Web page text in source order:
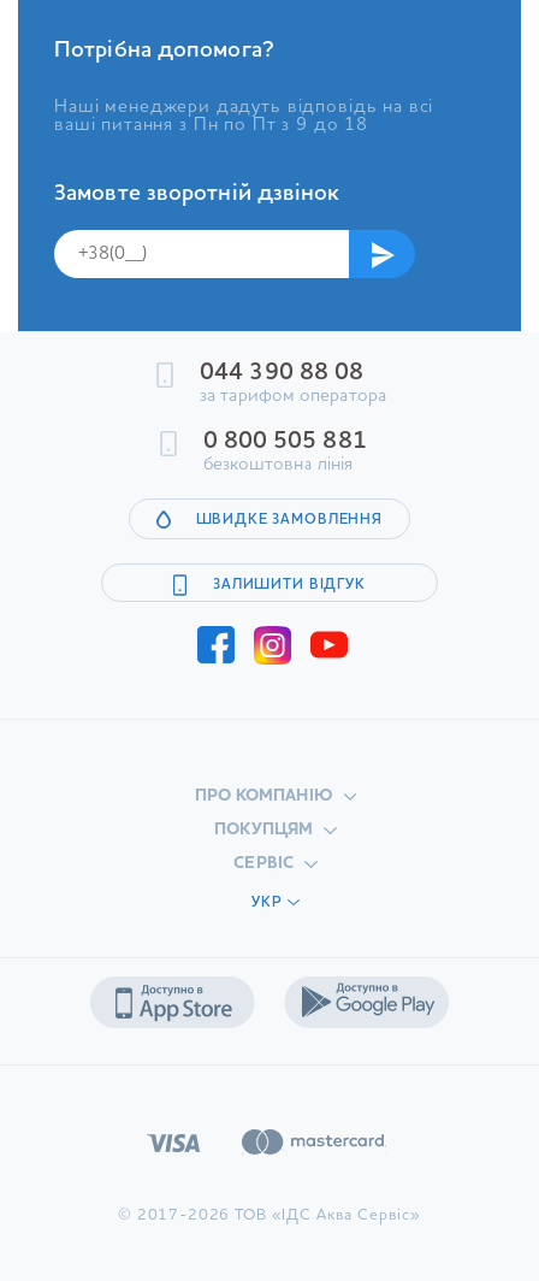
Потрібна допомога?
Наші менеджери дадуть відповідь на всі
ваші питання з Пн по Пт з 9 до 18
Замовте зворотній дзвінок
044 390 88 08
за тарифом оператора
0 800 505 881
безкоштовна лінія
ШВИДКЕ ЗАМОВЛЕННЯ
ЗАЛИШИТИ ВІДГУК
ПРО КОМПАНІЮ
ПОКУПЦЯМ
СЕРВІС
УКР
© 2017-2026 ТОВ «ІДС Аква Сервіс»